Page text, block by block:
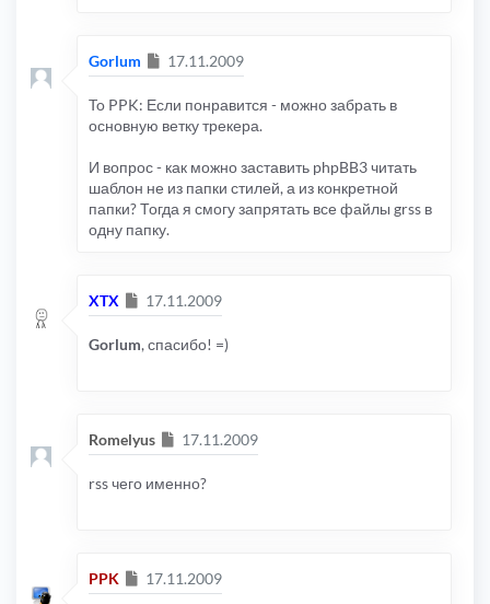
Gorlum Сообщение
17.11.2009
To PPK: Если понравится - можно забрать в
основную ветку трекера.
И вопрос - как можно заставить phpBB3 читать
шаблон не из папки стилей, а из конкретной
папки? Тогда я смогу запрятать все файлы grss в
одну папку.
XTX Сообщение
17.11.2009
Gorlum, спасибо! =)
Romelyus Сообщение
17.11.2009
rss чего именно?
PPK Сообщение
17.11.2009